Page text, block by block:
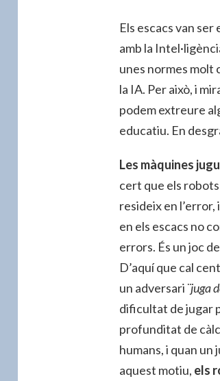
Els escacs van
amb la
unes normes molt
la IA. Per això, i
podem extreure
educatiu. En
Les màquines
cert que els
resideix en
en els escacs no
errors. És un joc
D’aquí que cal
un adversari ¨juga
dificultat de jugar
profunditat de
humans, i quan
aquest motiu, els